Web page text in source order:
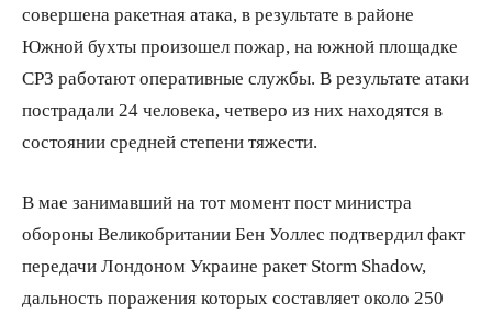
совершена ракетная атака, в результате в районе
Южной бухты произошел пожар, на южной площадке
СРЗ работают оперативные службы. В результате атаки
пострадали 24 человека, четверо из них находятся в
состоянии средней степени тяжести.
В мае занимавший на тот момент пост министра
обороны Великобритании Бен Уоллес подтвердил факт
передачи Лондоном Украине ракет Storm Shadow,
дальность поражения которых составляет около 250